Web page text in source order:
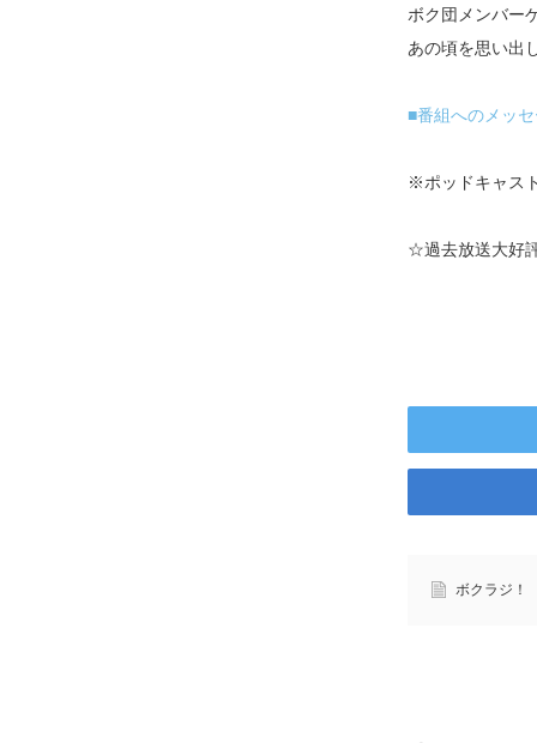
ボク団メンバー
あの頃を思い出
■番組へのメッ
※ポッドキャス
☆過去放送大好
ボクラジ！